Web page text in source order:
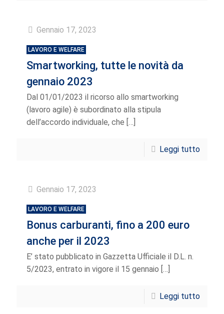
Gennaio 17, 2023
LAVORO E WELFARE
Smartworking, tutte le novità da
gennaio 2023
Dal 01/01/2023 il ricorso allo smartworking
(lavoro agile) è subordinato alla stipula
dell’accordo individuale, che […]
Leggi tutto
Gennaio 17, 2023
LAVORO E WELFARE
Bonus carburanti, fino a 200 euro
anche per il 2023
E’ stato pubblicato in Gazzetta Ufficiale il D.L. n.
5/2023, entrato in vigore il 15 gennaio […]
Leggi tutto